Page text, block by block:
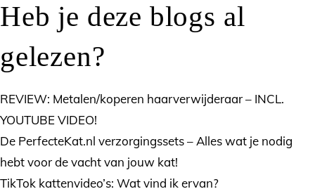
Heb je deze blogs al
gelezen?
REVIEW: Metalen/koperen haarverwijderaar – INCL.
YOUTUBE VIDEO!
De PerfecteKat.nl verzorgingssets – Alles wat je nodig
hebt voor de vacht van jouw kat!
TikTok kattenvideo’s: Wat vind ik ervan?